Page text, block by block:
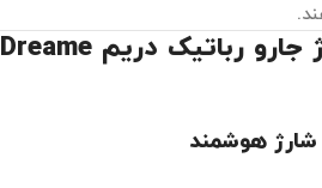
باتری و داک شارژ جارو رباتیک دریم Dreame
شارژ هوشمند